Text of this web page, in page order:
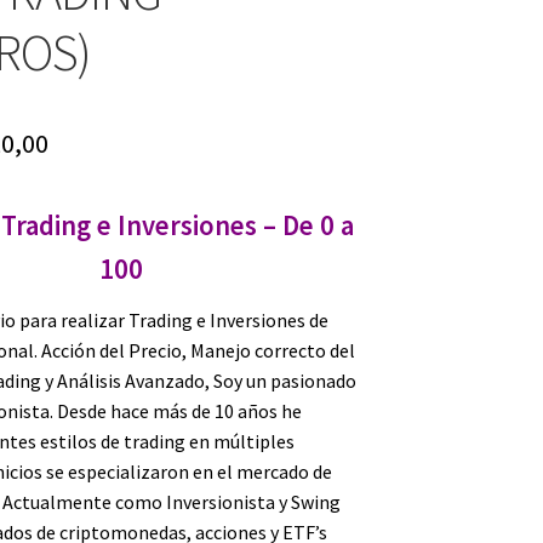
Current
is:
$ 10,00.
e Inversiones – De 0 a
100
para realizar Trading e Inversiones de
Acción del Precio, Manejo correcto del
y Análisis Avanzado, Soy un pasionado
Desde hace más de 10 años he
estilos de trading en múltiples
se especializaron en el mercado de
Actualmente como Inversionista y Swing
de criptomonedas, acciones y ETF’s